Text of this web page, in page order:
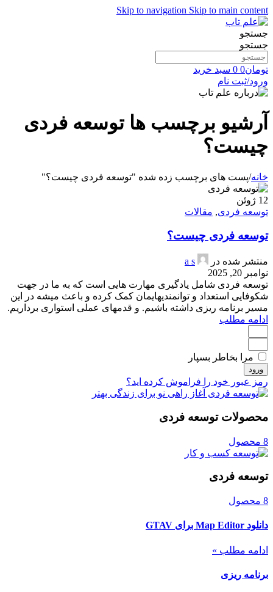
Skip to navigation Skip to main content
جستجو
جستجو
تومان0
0 سبد خرید
ورود/ثبت نام
آرشیو برچسب ها توسعه فردی
چیست؟
خانه/پست های برچسب زده شده "توسعه فردی چیست؟"
12 ژوئن
توسعه فردی, مقالات
توسعه فردی چیست؟
منتشر شده در
a s
نوامبر 20, 2025
توسعه فردی شامل یادگیری مهارت هایی است که به ما در جهت
شکوفایی استعداد و توانمندیهایمان کمک کرده و باعث میشه در این
مسیر برنامه ریزی داشته باشیم. و قدمهای عملی استواری برداریم.
ادامه مطلب
مرا بخاطر بسپار
ورود
رمز عبور خود را فراموش کرده اید؟
محصولات توسعه فردی
8 محصول
توسعه فردی
8 محصول
دانلود Map Editor برای GTAV
ادامه مطلب »
برنامه ریزی